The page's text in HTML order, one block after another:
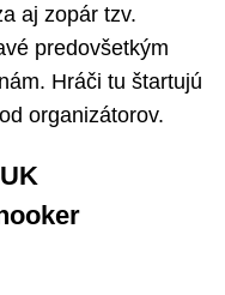
aj zopár tzv.
predovšetkým
Hráči tu štartujú
organizátorov.